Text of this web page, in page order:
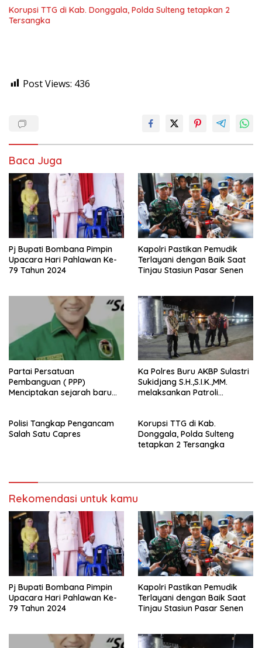
Korupsi TTG di Kab. Donggala, Polda Sulteng tetapkan 2
Tersangka
Post Views: 436
Baca Juga
Pj Bupati Bombana Pimpin
Upacara Hari Pahlawan Ke-
79 Tahun 2024
Kapolri Pastikan Pemudik
Terlayani dengan Baik Saat
Tinjau Stasiun Pasar Senen
Partai Persatuan
Pembanguan ( PPP)
Menciptakan sejarah baru
Buru (Namlea).
Ka Polres Buru AKBP Sulastri
Sukidjang S.H.,S.I.K.,MM.
melaksankan Patroli
Polisi Tangkap Pengancam
Salah Satu Capres
Korupsi TTG di Kab.
Donggala, Polda Sulteng
tetapkan 2 Tersangka
Rekomendasi untuk kamu
Pj Bupati Bombana Pimpin
Upacara Hari Pahlawan Ke-
79 Tahun 2024
Kapolri Pastikan Pemudik
Terlayani dengan Baik Saat
Tinjau Stasiun Pasar Senen